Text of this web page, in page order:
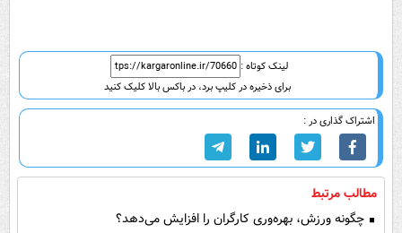
لینک کوتاه :
برای ذخیره در کلیپ برد، در باکس بالا کلیک کنید
اشتراک گذاری در :
مطالب مرتبط
چگونه ورزش، بهره‌وری کارگران را افزایش می‌دهد؟